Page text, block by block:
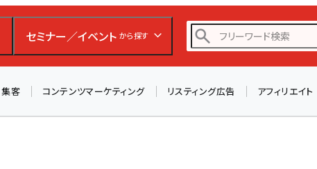
セミナー／イベント から探す
集客 コンテンツマーケティング リスティング広告 アフィリエイト